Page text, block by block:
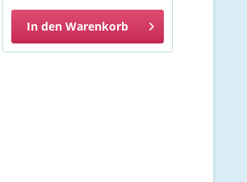
In den Warenkorb